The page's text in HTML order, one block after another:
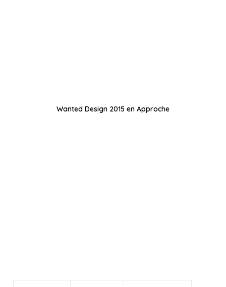
Wanted Design 2015 en Approche